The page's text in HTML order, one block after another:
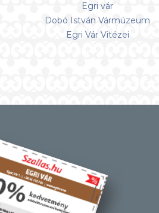
Egri vár
Dobó István Vármúzeum
Egri Vár Vitézei